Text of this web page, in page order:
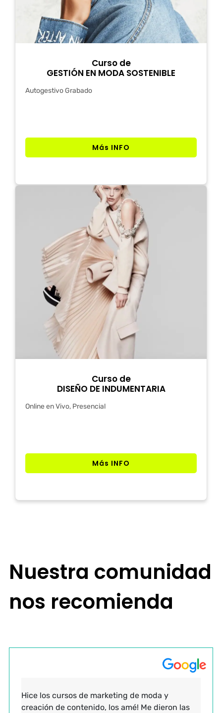
Curso de
GESTIÓN EN MODA SOSTENIBLE
Autogestivo Grabado
Más INFO
Curso de
DISEÑO DE INDUMENTARIA
Online en Vivo, Presencial
Más INFO
Nuestra comunidad
nos recomienda
Hice los cursos de marketing de moda y
creación de contenido, los amé! Me dieron las